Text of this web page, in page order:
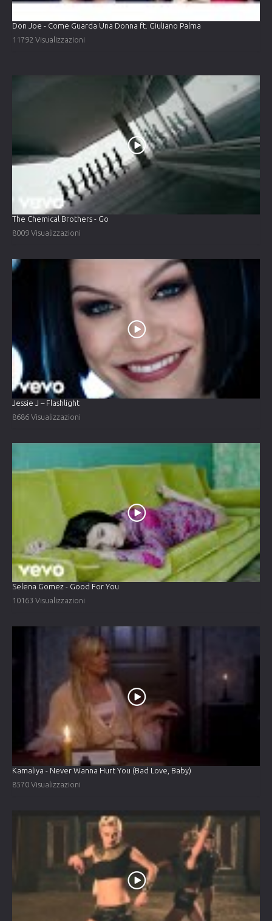
Don Joe - Come Guarda Una Donna ft. Giuliano Palma
11792 Visualizzazioni
The Chemical Brothers - Go
8009 Visualizzazioni
Jessie J – Flashlight
8686 Visualizzazioni
Selena Gomez - Good For You
10163 Visualizzazioni
Kamaliya - Never Wanna Hurt You (Bad Love, Baby)
8570 Visualizzazioni